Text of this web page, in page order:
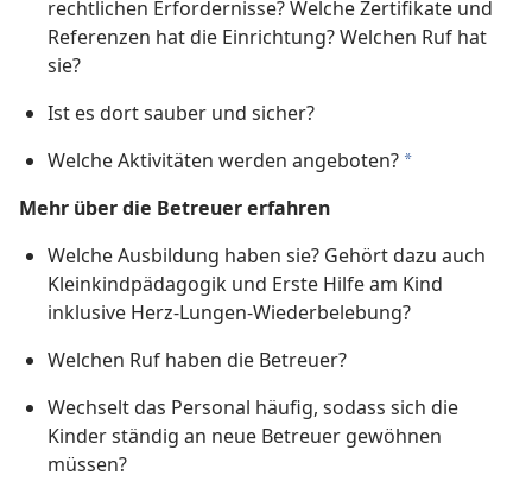
rechtlichen Erfordernisse? Welche Zertifikate und
Referenzen hat die Einrichtung? Welchen Ruf hat
sie?
Ist es dort sauber und sicher?
Welche Aktivitäten werden angeboten? a
Mehr über die Betreuer erfahren
Welche Ausbildung haben sie? Gehört dazu auch
Kleinkindpädagogik und Erste Hilfe am Kind
inklusive Herz-Lungen-Wiederbelebung?
Welchen Ruf haben die Betreuer?
Wechselt das Personal häufig, sodass sich die
Kinder ständig an neue Betreuer gewöhnen
müssen?